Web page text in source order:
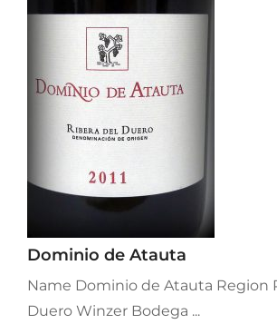
Dominio de Atauta
Name Dominio de Atauta Region
Duero Winzer Bodega ...